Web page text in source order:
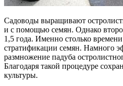
Садоводы выращивают
и с помощью семян. Однако
1,5 года. Именно столько времени
стратификации семян. Намного
размножение падуба
Благодаря такой процедуре
культуры.